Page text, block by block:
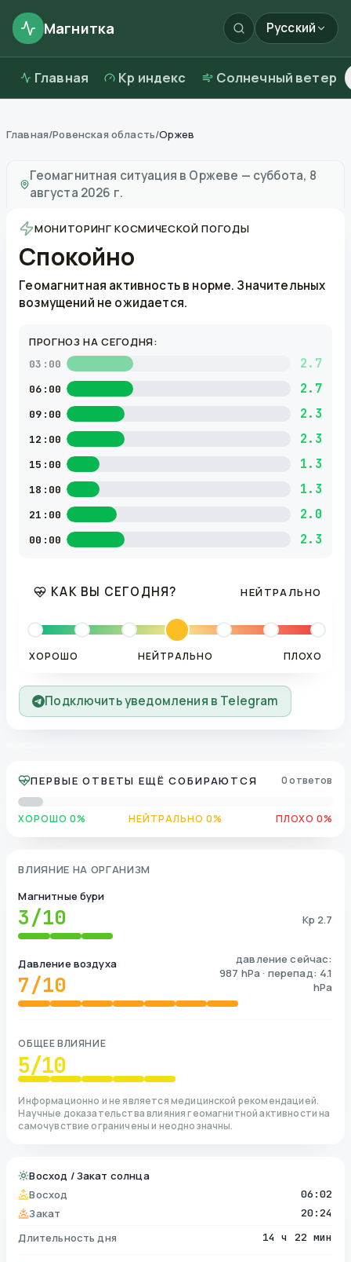
Магнитка Русский
Главная Kp индекс Солнечный ветер
Главная/Ровенская область/Оржев
Геомагнитная ситуация в Оржеве — суббота, 8
августа 2026 г.
МОНИТОРИНГ КОСМИЧЕСКОЙ ПОГОДЫ
Спокойно
Геомагнитная активность в норме. Значительных
возмущений не ожидается.
ПРОГНОЗ НА СЕГОДНЯ:
03:00 2.7
06:00 2.7
09:00 2.3
12:00 2.3
15:00 1.3
18:00 1.3
21:00 2.0
00:00 2.3
КАК ВЫ СЕГОДНЯ? НЕЙТРАЛЬНО
ХОРОШО НЕЙТРАЛЬНО ПЛОХО
Подключить уведомления в Telegram
ПЕРВЫЕ ОТВЕТЫ ЕЩЁ СОБИРАЮТСЯ 0 ответов
ХОРОШО 0% НЕЙТРАЛЬНО 0% ПЛОХО 0%
ВЛИЯНИЕ НА ОРГАНИЗМ
Магнитные бури
3/10 Kp 2.7
Давление воздуха
7/10
давление сейчас:
987 hPa · перепад: 4.1
hPa
ОБЩЕЕ ВЛИЯНИЕ
5/10
Информационно и не является медицинской рекомендацией.
Научные доказательства влияния геомагнитной активности на
самочувствие ограничены и неоднозначны.
Восход / Закат солнца
Восход
06:02
Закат 20:24
Длительность дня 14 ч 22 мин